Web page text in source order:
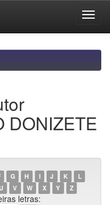
DONIZETE
G H I J K
L
U V W X Y Z
letras: